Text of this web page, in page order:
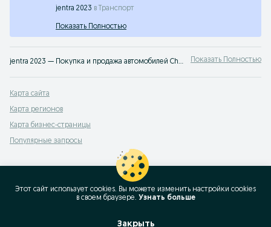
jentra 2023 в Транспорт
Показать Полностью
jentra 2023 — Покупка и продажа автомобилей Chevrolet в Узбекистане ✔️ Новые и подержанные авто по выгодным ценам ⭐ Удобно, быстро и без посредников — на OLX.uz Показать Полностью
Карта сайта
Карта регионов
Карта бизнес-страницы
Популярные запросы
Этот сайт использует cookies. Вы можете изменить настройки cookies
в своeм браузере. Узнать больше
Закрыть